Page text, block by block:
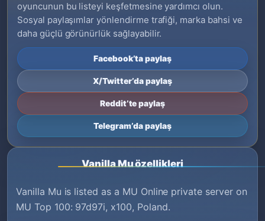
oyuncunun bu listeyi keşfetmesine yardımcı olun.
Sosyal paylaşımlar yönlendirme trafiği, marka bahsi ve
daha güçlü görünürlük sağlayabilir.
Facebook’ta paylaş
X/Twitter’da paylaş
Reddit’te paylaş
Telegram’da paylaş
Vanilla Mu özellikleri
Vanilla Mu is listed as a MU Online private server on
MU Top 100: 97d97i, x100, Poland.